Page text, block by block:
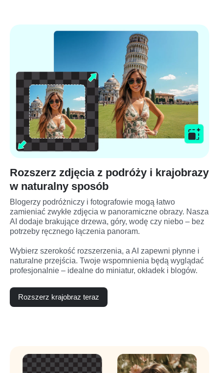
Rozszerz zdjęcia z podróży i krajobrazy
w naturalny sposób
Blogerzy podróżniczy i fotografowie mogą łatwo
zamieniać zwykłe zdjęcia w panoramiczne obrazy. Nasza
AI dodaje brakujące drzewa, góry, wodę czy niebo – bez
potrzeby ręcznego łączenia panoram.
Wybierz szerokość rozszerzenia, a AI zapewni płynne i
naturalne przejścia. Twoje wspomnienia będą wyglądać
profesjonalnie – idealne do miniatur, okładek i blogów.
Rozszerz krajobraz teraz